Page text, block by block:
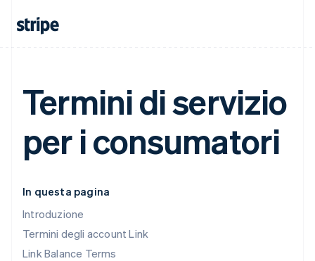
Termini di servizio
per i consumatori
In questa pagina
Introduzione
Termini degli account Link
Link Balance Terms